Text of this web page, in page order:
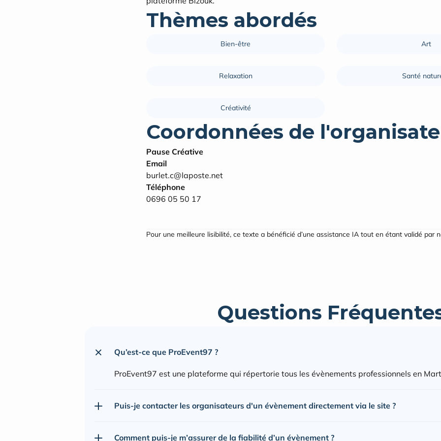
Thèmes abordés
Bien-être Art
Relaxation
Créativité
Coordonnées de
Pause Créative
Email
burlet.c@laposte.net
Téléphone
0696 05 50 17
Pour une meilleure lisibilité, ce texte a bénéficié d’une assistance IA tout en étant validé par
Questions
Qu’est-ce que ProEvent97 ?
ProEvent97 est une plateforme qui répertorie tous les évènements professionnels en
Puis-je contacter les organisateurs d'un évènement directement via le site ?
Comment puis-je m’assurer de la fiabilité d’un évènement ?